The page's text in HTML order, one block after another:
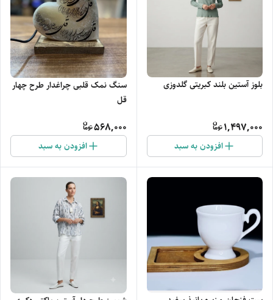
بلوز آستین بلند کبریتی گلدوزی
1,497,000
افزودن به سبد
سنگ نمک قلبی چراغدار طرح چهار
قل
568,000
افزودن به سبد